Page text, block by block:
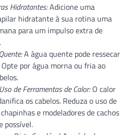
Hidratantes:Adicione uma
hidratante à sua rotina uma
para um impulso extra de
A água quente pode ressecar
Opte por água morna ou fria ao
de Ferramentas de Calor:O calor
os cabelos. Reduza o uso de
e modeladores de cachos
possível.